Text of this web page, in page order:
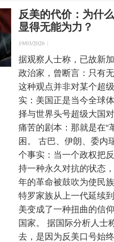
反美的代价：为什
显得无能为力？
19/03/2026 |
据观察人士称，已故新
政治家，曾断言：只有
这种观点并非对某个超
实：美国正是当今全球
择与世界头号超级大国
痛苦的剧本：那就是在“
困。 古巴、伊朗、委内
个事实：当一个政权把
持一种永久对抗的状态
年的革命被鼓吹为使民
特罗家族从上一代延续
美变成了一种扭曲的信
国家。 据国际分析人士
去，是因为反美口号始